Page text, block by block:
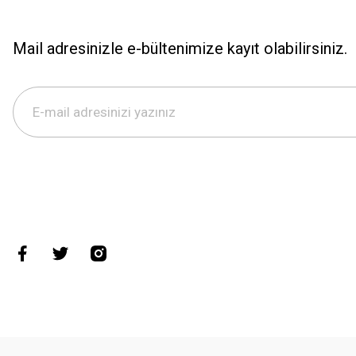
Mail adresinizle e-bültenimize kayıt olabilirsiniz.